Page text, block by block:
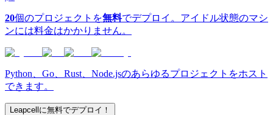
20個のプロジェクトを無料でデプロイ。アイドル状態のマシ
ンには料金はかかりません。
Python、Go、Rust、Node.jsのあらゆるプロジェクトをホスト
できます。
Leapcellに無料でデプロイ！